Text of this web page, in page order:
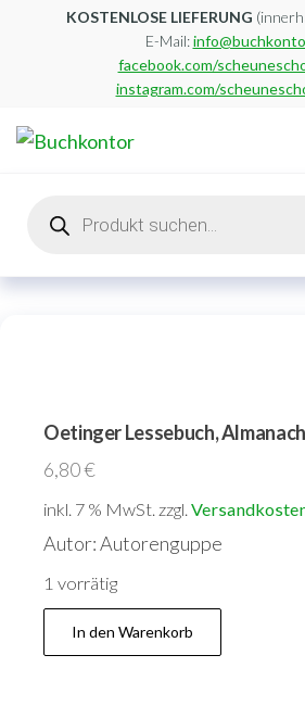
KOSTENLOSE LIEFERUNG
E-Mail:
facebook.com/
instagram.com/
search
Oetinger Lessebuch,
6,80€
inkl. 7 % MwSt. zzgl.
Autor: Autorenguppe
1 vorrätig
Oetinger
Lessebuch,
In den Warenkorb